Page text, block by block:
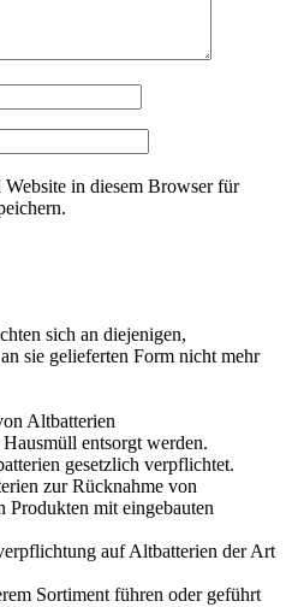
in diesem Browser für
sich an diejenigen,
sie gelieferten Form nicht mehr
Altbatterien
entsorgt werden.
gesetzlich verpflichtet.
zur Rücknahme von
Produkten mit eingebauten
auf Altbatterien der Art
Sortiment führen oder geführt